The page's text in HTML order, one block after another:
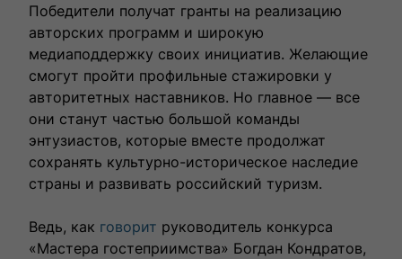
Победители получат гранты на реализацию
авторских программ и широкую
медиаподдержку своих инициатив. Желающие
смогут пройти профильные стажировки у
авторитетных наставников. Но главное — все
они станут частью большой команды
энтузиастов, которые вместе продолжат
сохранять культурно-историческое наследие
страны и развивать российский туризм.
Ведь, как говорит руководитель конкурса
«Мастера гостеприимства» Богдан Кондратов,